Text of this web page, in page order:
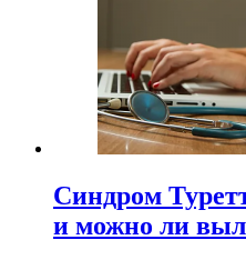
Синдром
и можно ли